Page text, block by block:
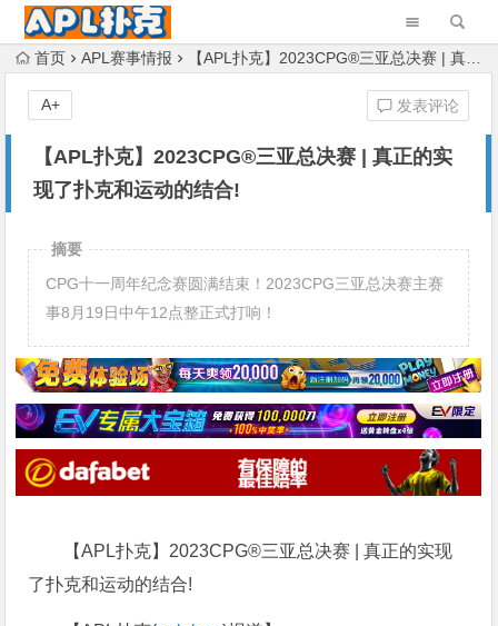
首页 APL赛事情报 【APL扑克】2023CPG®三亚总决赛 | 真正的实现了扑克和运动的结合!
【APL扑克】2023CPG®三亚总决赛 | 真正的实
现了扑克和运动的结合!
发表评论
A+
摘要
CPG十一周年纪念赛圆满结束！2023CPG三亚总决赛主赛
事8月19日中午12点整正式打响！
【APL扑克】2023CPG®三亚总决赛 | 真正的实现
了扑克和运动的结合!